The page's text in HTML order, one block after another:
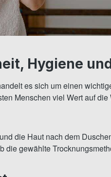
Hygiene
es sich um einen
Menschen viel Wert auf
die Haut nach dem
gewählte